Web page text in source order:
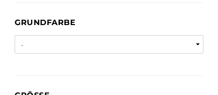
GRUNDFARBE
GRUNDFARBE